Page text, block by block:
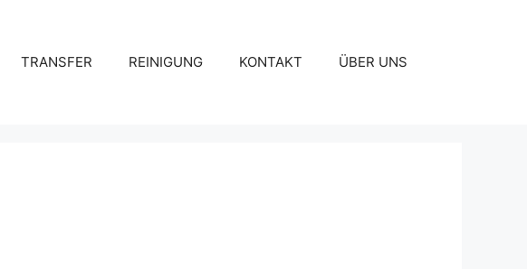
TRANSFER REINIGUNG KONTAKT ÜBER UNS